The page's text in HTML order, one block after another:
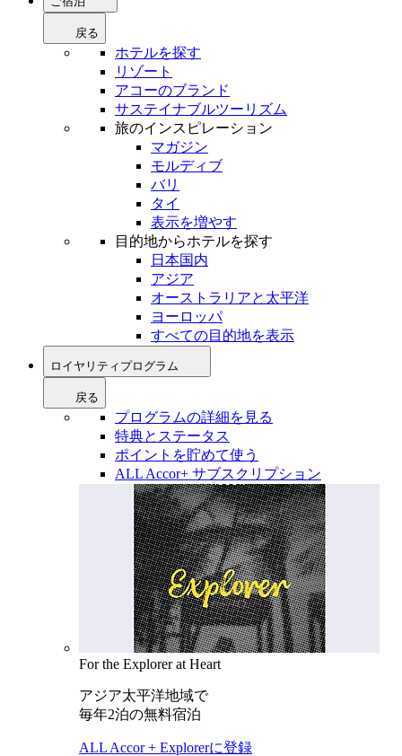
戻る
ホテルを探す
リゾート
アコーのブランド
サステイナブルツーリズム
旅のインスピレーション
マガジン
モルディブ
バリ
タイ
表示を増やす
目的地からホテルを探す
日本国内
アジア
オーストラリアと太平洋
ヨーロッパ
すべての目的地を表示
ロイヤリティプログラム
戻る
プログラムの詳細を見る
特典とステータス
ポイントを貯めて使う
ALL Accor+ サブスクリプション
For the Explorer at Heart
アジア太平洋地域で
毎年2泊の無料宿泊
ALL Accor + Explorerに登録